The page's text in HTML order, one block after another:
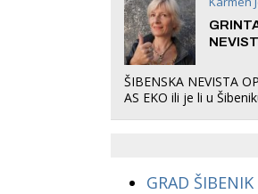
ŠIBENSKA NEVISTA
AS EKO ili je li u
GRAD ŠIBENIK